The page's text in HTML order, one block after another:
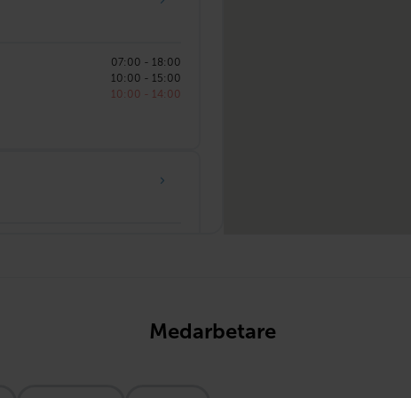
07:00 - 18:00
10:00 - 15:00
10:00 - 14:00
Medarbetare